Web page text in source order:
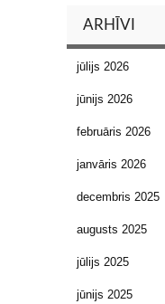
ARHĪVI
jūlijs 2026
jūnijs 2026
februāris 2026
janvāris 2026
decembris 2025
augusts 2025
jūlijs 2025
jūnijs 2025